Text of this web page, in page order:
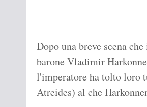
Dopo una breve scena
barone Vladimir
l'imperatore ha tolto loro
Atreides) al che